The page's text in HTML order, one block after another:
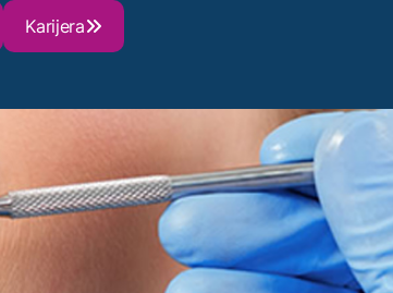
Karijera